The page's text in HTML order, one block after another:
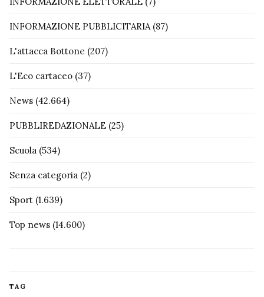
INFORMAZIONE PUBBLICITARIA (87)
L'attacca Bottone (207)
L'Eco cartaceo (37)
News (42.664)
PUBBLIREDAZIONALE (25)
Scuola (534)
Senza categoria (2)
Sport (1.639)
Top news (14.600)
TAG